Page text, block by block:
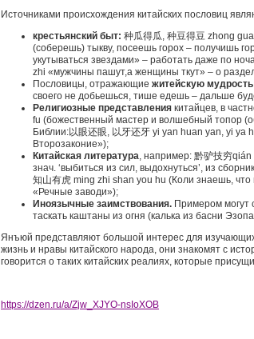
Источниками происхождения китайских пословиц
крестьянский быт: 种瓜得瓜, 种豆得豆 zhong
(соберешь) тыкву, посеешь горох – получишь
укутываться звездами» – работать даже по
zhi «мужчины пашут,а женщины ткут» – о
Пословицы, отражающие житейскую мудрость
своего не добьешься, тише едешь – дальше
Религиозные представления китайцев, в
fu (божественный мастер и волшебный топор
Библии:以眼还眼, 以牙还牙 yi yan huan yan, yi ya
Второзаконие»);
Китайская литература, например: 黔驴技穷qián
знач. ‘выбиться из сил, выдохнуться’, из
知山有虎 ming zhi shan you hu (Коли знаешь, что
«Речные заводи»);
Иноязычные заимствования. Примером могут
таскать каштаны из огня (калька из басни
Янъюй представляют большой интерес для
жизнь и нравы китайского народа, они знакомят с
говорится о таких китайских реалиях, которые
https://dzen.ru/a/Zjw_XJYO-nsIoXOB